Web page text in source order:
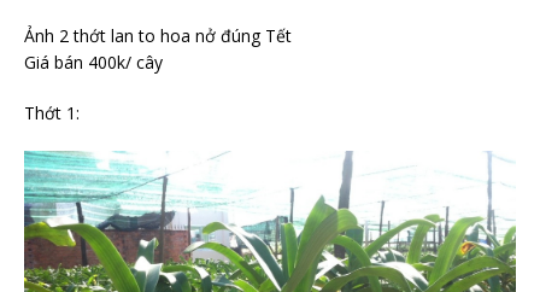
Ảnh 2 thớt lan to hoa nở đúng Tết
Giá bán 400k/ cây
Thớt 1: